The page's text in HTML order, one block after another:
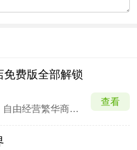
免费版全部解锁
完整版全解锁，自由经营繁华商业街区。
查看